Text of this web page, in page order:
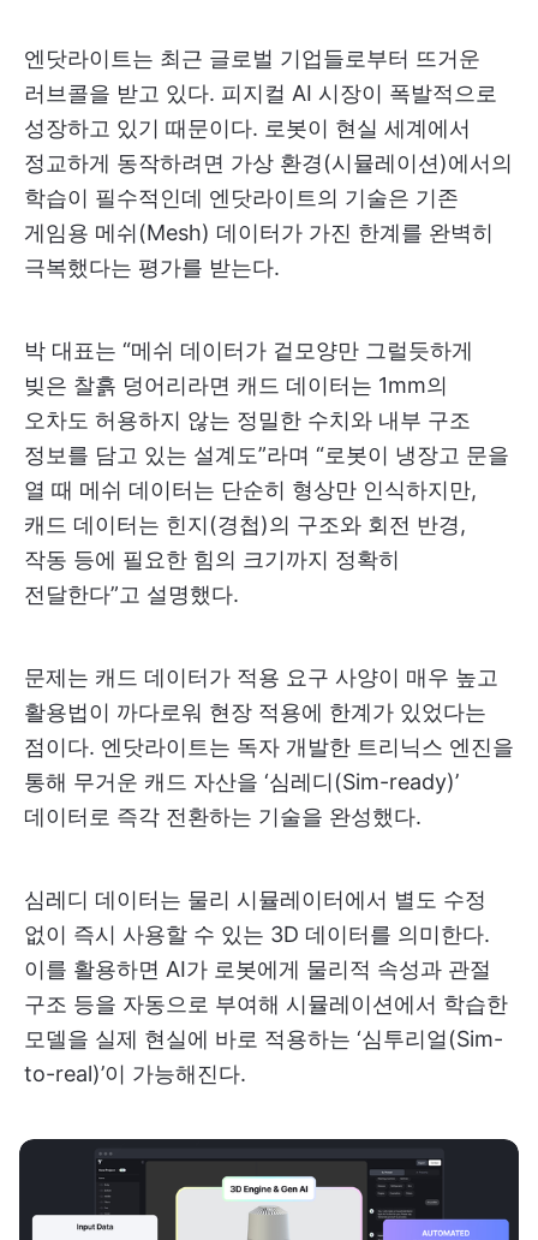
엔닷라이트는 최근 글로벌 기업들로부터 뜨거운
러브콜을 받고 있다. 피지컬 AI 시장이 폭발적으로
성장하고 있기 때문이다. 로봇이 현실 세계에서
정교하게 동작하려면 가상 환경(시뮬레이션)에서의
학습이 필수적인데 엔닷라이트의 기술은 기존
게임용 메쉬(Mesh) 데이터가 가진 한계를 완벽히
극복했다는 평가를 받는다.
박 대표는 “메쉬 데이터가 겉모양만 그럴듯하게
빚은 찰흙 덩어리라면 캐드 데이터는 1mm의
오차도 허용하지 않는 정밀한 수치와 내부 구조
정보를 담고 있는 설계도”라며 “로봇이 냉장고 문을
열 때 메쉬 데이터는 단순히 형상만 인식하지만,
캐드 데이터는 힌지(경첩)의 구조와 회전 반경,
작동 등에 필요한 힘의 크기까지 정확히
전달한다”고 설명했다.
문제는 캐드 데이터가 적용 요구 사양이 매우 높고
활용법이 까다로워 현장 적용에 한계가 있었다는
점이다. 엔닷라이트는 독자 개발한 트리닉스 엔진을
통해 무거운 캐드 자산을 ‘심레디(Sim-ready)’
데이터로 즉각 전환하는 기술을 완성했다.
심레디 데이터는 물리 시뮬레이터에서 별도 수정
없이 즉시 사용할 수 있는 3D 데이터를 의미한다.
이를 활용하면 AI가 로봇에게 물리적 속성과 관절
구조 등을 자동으로 부여해 시뮬레이션에서 학습한
모델을 실제 현실에 바로 적용하는 ‘심투리얼(Sim-
to-real)’이 가능해진다.